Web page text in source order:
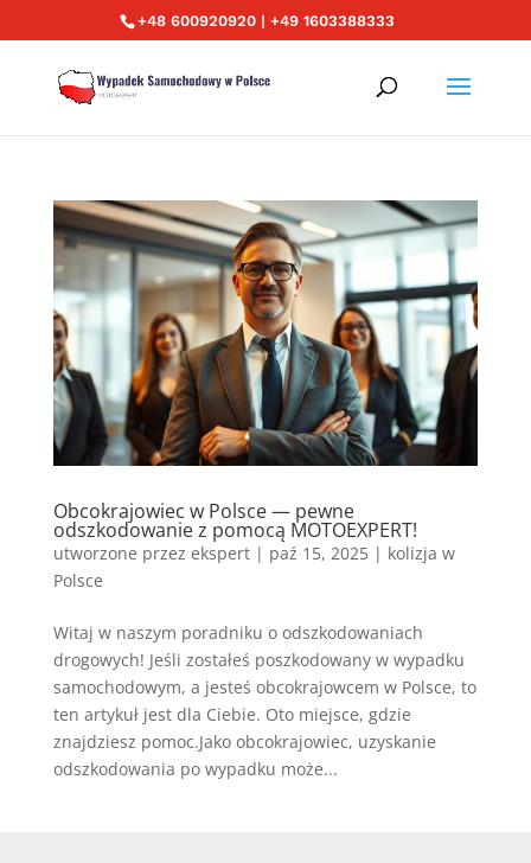
+48 600920920 | +49 1603388333
Obcokrajowiec w Polsce — pewne
odszkodowanie z pomocą MOTOEXPERT!
utworzone przez ekspert| paź 15, 2025| kolizja w
Polsce
Witaj w naszym poradniku o odszkodowaniach
drogowych! Jeśli zostałeś poszkodowany w wypadku
samochodowym, a jesteś obcokrajowcem w Polsce, to
ten artykuł jest dla Ciebie. Oto miejsce, gdzie
znajdziesz pomoc.Jako obcokrajowiec, uzyskanie
odszkodowania po wypadku może...